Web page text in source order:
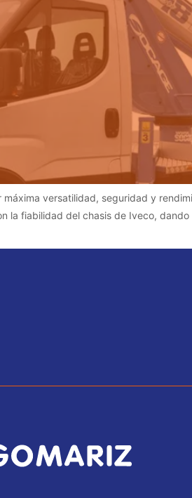
versatilidad, seguridad y
la fiabilidad del chasis de Iveco,